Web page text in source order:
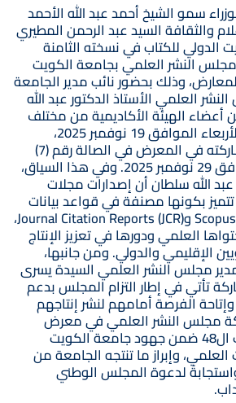
سمو الشيخ أحمد عبد الله الأحمد
والثقافة السيد عبد الرحمن المطيري
الدولي للكتاب في نسخته الثامنة
مجلس النشر العلمي بجامعة الكويت
وذلك بحضور نائب مدير الجامعة
العلمي الأستاذ الدكتور عبد الله
الهيئة الأكاديمية من مختلف
كليات الجامعة، يوم الأربعاء الموافق 19 نوفمبر 2025،
ويواصل المجلس مشاركته في المعرض في الصالة رقم (7)
حتى يوم السبت الموافق 29 نوفمبر 2025. وفي هذا السياق،
عبد الله سلطان أن إصدارات مجلات
بكونها مصنفة في قواعد بيانات
عالمية مرموقة مثل Scopus وJournal Citation Reports (JCR)،
العلمي ودورها في تعزيز الإنتاج
الإقليمي والدولي. ومن جانبها،
مجلس النشر العلمي السيدة يسرى
تأتي في إطار التزام المجلس بدعم
وإتاحة الفرصة أمامهم لنشر إنتاجهم
مجلس النشر العلمي في معرض
الكويت الدولي للكتاب ال48 ضمن جهود جامعة الكويت
العلمي، وإبراز ما تنتجه الجامعة من
لدعوة المجلس الوطني